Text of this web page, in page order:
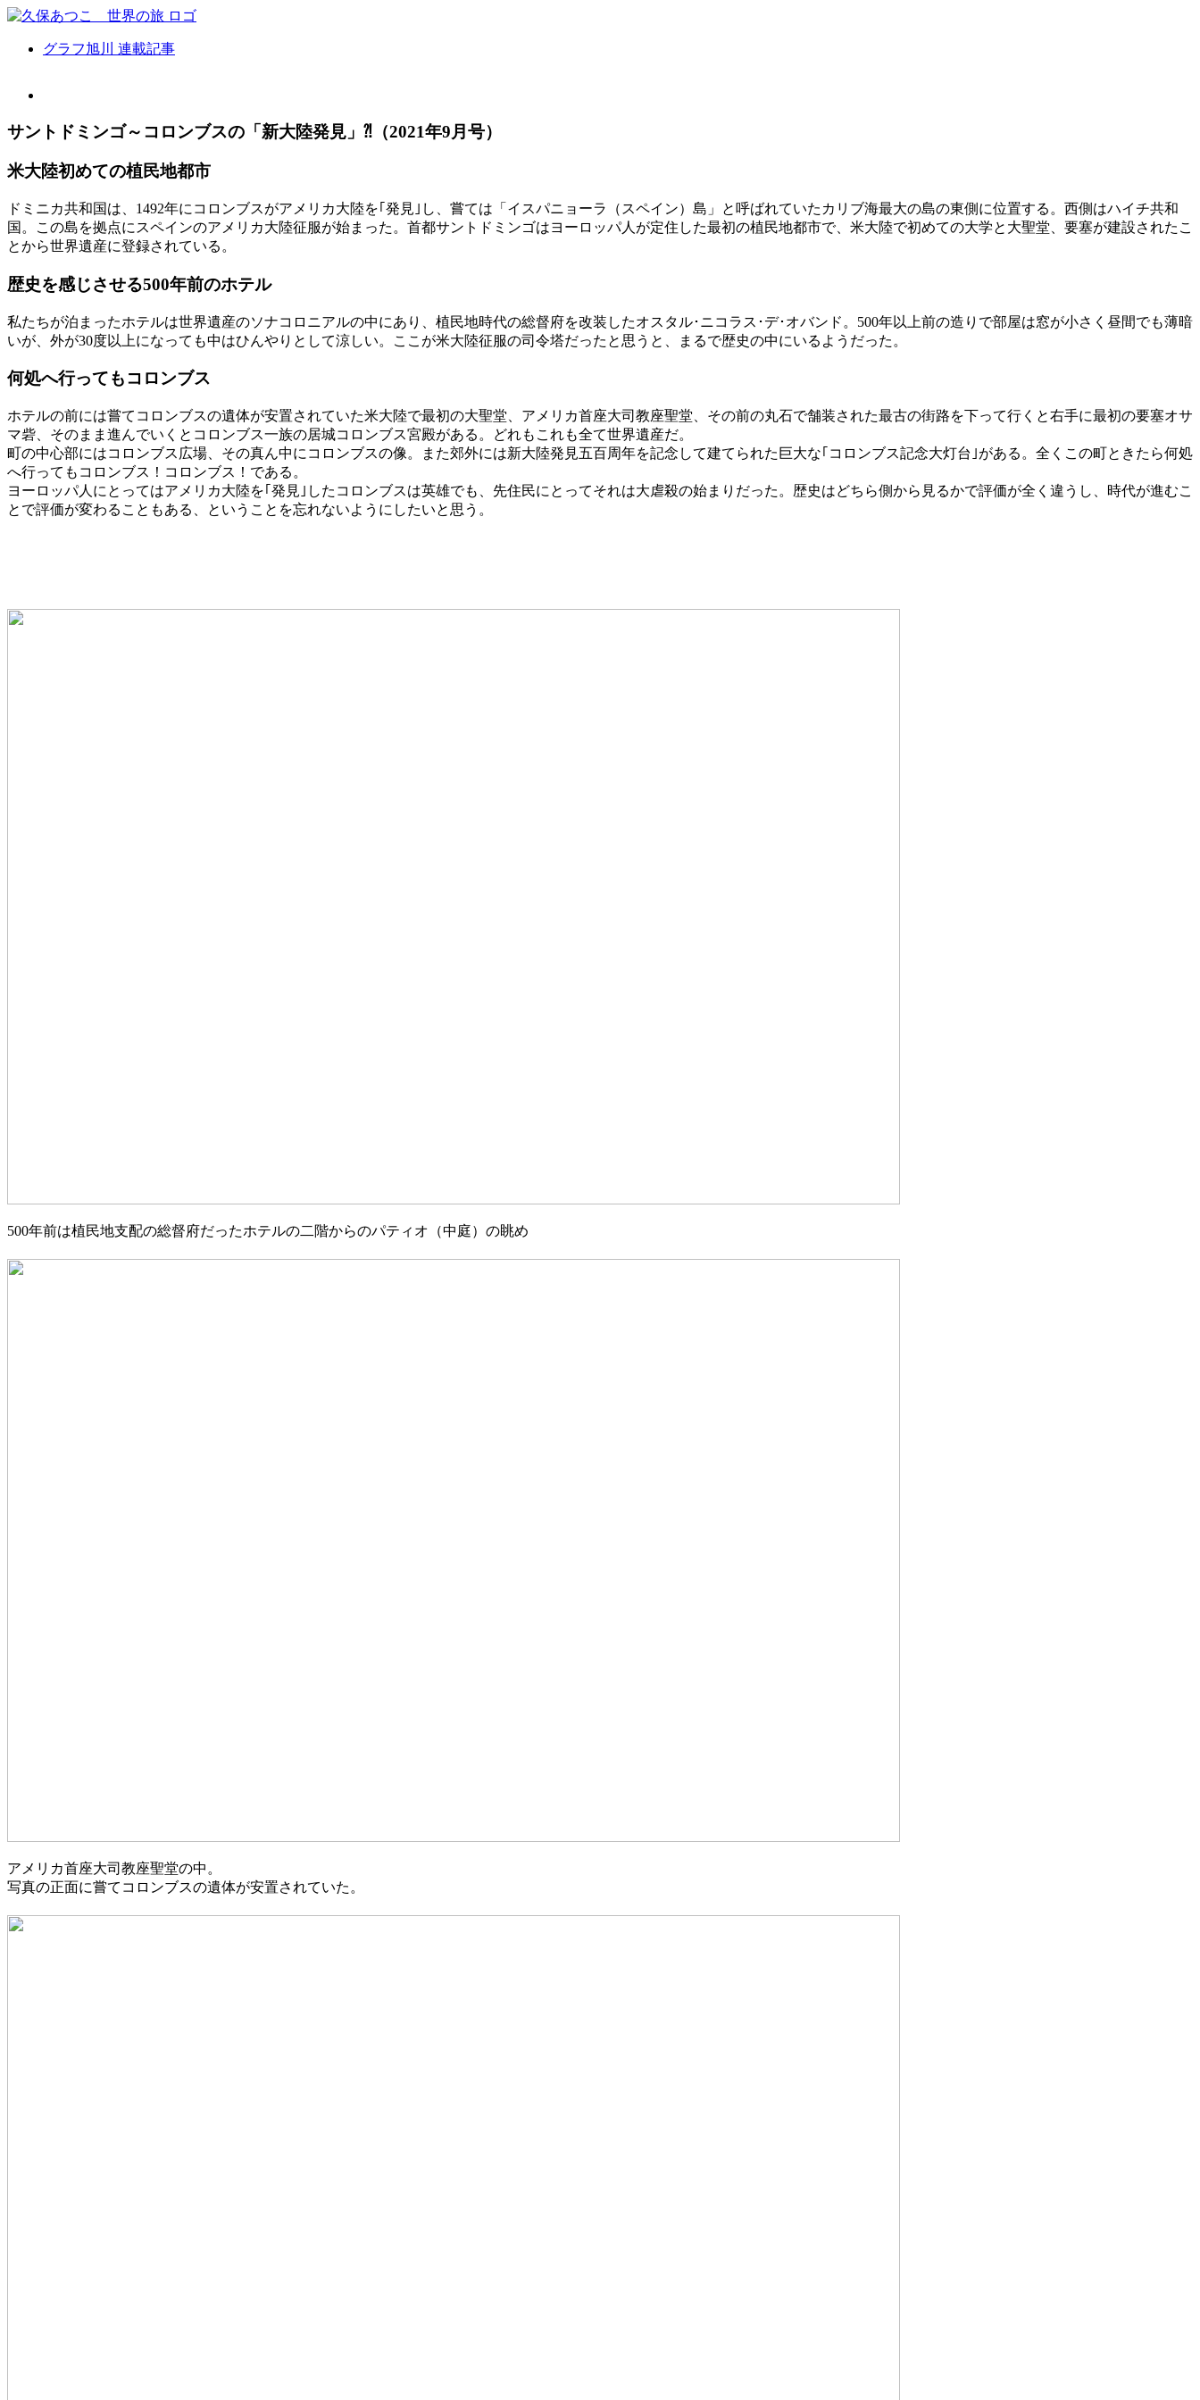
Skip
contentグラフ旭川 連載記事
Image
サントドミンゴ～コロンブスの「新大陸発見」⁈（2021年9月号）
米大陸初めての植民地都市
ドミニカ共和国は、1492年にコロンブスがアメリカ大陸を｢発見｣し、嘗ては「イスパニョーラ（スペイン）島」と呼ばれていたカリブ海最大の島の東側に位置する。西側はハイチ共和
国。この島を拠点にスペインのアメリカ大陸征服が始まった。首都サントドミンゴはヨーロッパ人が定住した最初の植民地都市で、米大陸で初めての大学と大聖堂、要塞が建設されたこ
とから世界遺産に登録されている。
歴史を感じさせる500年前のホテル
私たちが泊まったホテルは世界遺産のソナコロニアルの中にあり、植民地時代の総督府を改装したオスタル･ニコラス･デ･オバンド。500年以上前の造りで部屋は窓が小さく昼間でも薄暗
いが、外が30度以上になっても中はひんやりとして涼しい。ここが米大陸征服の司令塔だったと思うと、まるで歴史の中にいるようだった。
何処へ行ってもコロンブス
ホテルの前には嘗てコロンブスの遺体が安置されていた米大陸で最初の大聖堂、アメリカ首座大司教座聖堂、その前の丸石で舗装された最古の街路を下って行くと右手に最初の要塞オサ
マ砦、そのまま進んでいくとコロンブス一族の居城コロンブス宮殿がある。どれもこれも全て世界遺産だ。
町の中心部にはコロンブス広場、その真ん中にコロンブスの像。また郊外には新大陸発見五百周年を記念して建てられた巨大な｢コロンブス記念大灯台｣がある。全くこの町ときたら何処
へ行ってもコロンブス！コロンブス！である。
ヨーロッパ人にとってはアメリカ大陸を｢発見｣したコロンブスは英雄でも、先住民にとってそれは大虐殺の始まりだった。歴史はどちら側から見るかで評価が全く違うし、時代が進むこ
とで評価が変わることもある、ということを忘れないようにしたいと思う。
500年前は植民地支配の総督府だったホテルの二階からのパティオ（中庭）の眺め
アメリカ首座大司教座聖堂の中。
写真の正面に嘗てコロンブスの遺体が安置されていた。